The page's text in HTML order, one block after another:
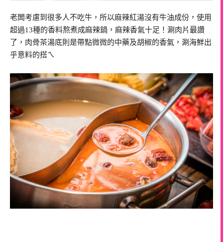
老闆考慮到很多人不吃牛，所以麻辣紅湯沒有牛油成份，使用
超過13種的香料熬煮成麻辣鍋，麻辣香氣十足！涮肉片最讚
了，肉骨茶湯底則是帶點微微的中藥及胡椒的香氣，涮海鮮出
乎意料的搭ㄟ